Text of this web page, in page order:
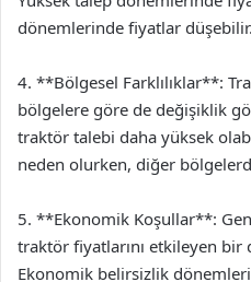
dönemlerinde fiyatlar düşebilir.
4. **Bölgesel Farklılıklar**:
bölgelere göre de değişiklik
traktör talebi daha yüksek
neden olurken, diğer
5. **Ekonomik Koşullar**:
traktör fiyatlarını etkileyen
Ekonomik belirsizlik